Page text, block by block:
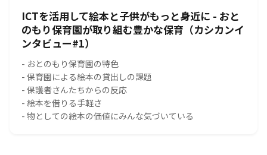
ICTを活用して絵本と子供がもっと身近に - おと
のもり保育園が取り組む豊かな保育（カシカンイ
ンタビュー#1）
- おとのもり保育園の特色
- 保育園による絵本の貸出しの課題
- 保護者さんたちからの反応
- 絵本を借りる手軽さ
- 物としての絵本の価値にみんな気づいている